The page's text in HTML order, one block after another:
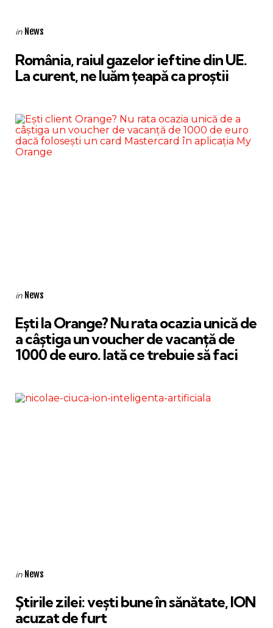
Categories
Posted
in News
România, raiul gazelor ieftine din UE.
La curent, ne luăm țeapă ca proștii
Categories
Posted
in News
Ești la Orange? Nu rata ocazia unică de
a câștiga un voucher de vacanță de
1000 de euro. Iată ce trebuie să faci
Categories
Posted
in News
Știrile zilei: vești bune în sănătate, ION
acuzat de furt